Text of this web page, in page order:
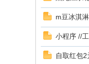
m豆冰淇
小程序 //
自取红包